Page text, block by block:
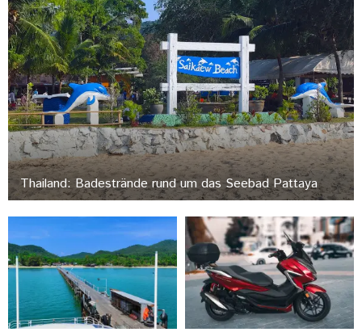
Thailand: Badestrände rund um das Seebad Pattaya